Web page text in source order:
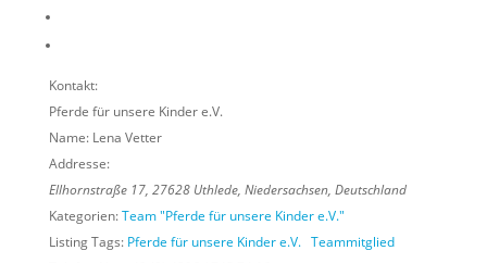
Kontakt:
Pferde für unsere Kinder e.V.
Name: Lena Vetter
Addresse:
Ellhornstraße 17, 27628Uthlede, Niedersachsen, Deutschland
Kategorien:Team "Pferde für unsere Kinder e.V."
Listing Tags: Pferde für unsere Kinder e.V. Teammitglied